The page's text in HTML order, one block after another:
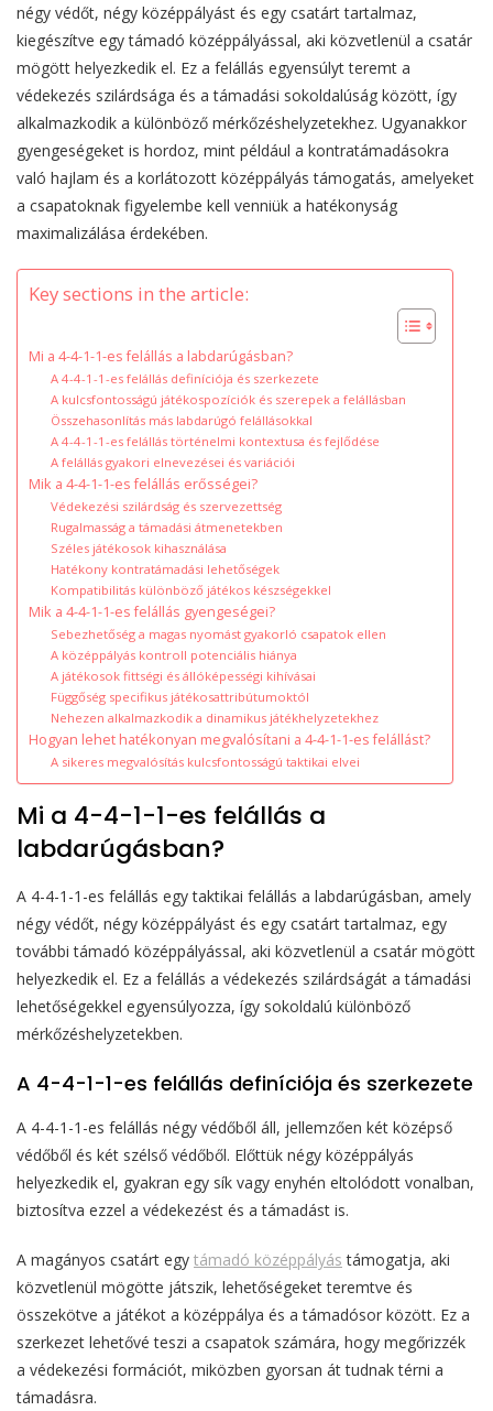
négy védőt, négy középpályást és egy csatárt tartalmaz,
kiegészítve egy támadó középpályással, aki közvetlenül a csatár
mögött helyezkedik el. Ez a felállás egyensúlyt teremt a
védekezés szilárdsága és a támadási sokoldalúság között, így
alkalmazkodik a különböző mérkőzéshelyzetekhez. Ugyanakkor
gyengeségeket is hordoz, mint például a kontratámadásokra
való hajlam és a korlátozott középpályás támogatás, amelyeket
a csapatoknak figyelembe kell venniük a hatékonyság
maximalizálása érdekében.
Key sections in the article:
Mi a 4-4-1-1-es felállás a labdarúgásban?
A 4-4-1-1-es felállás definíciója és szerkezete
A kulcsfontosságú játékospozíciók és szerepek a felállásban
Összehasonlítás más labdarúgó felállásokkal
A 4-4-1-1-es felállás történelmi kontextusa és fejlődése
A felállás gyakori elnevezései és variációi
Mik a 4-4-1-1-es felállás erősségei?
Védekezési szilárdság és szervezettség
Rugalmasság a támadási átmenetekben
Széles játékosok kihasználása
Hatékony kontratámadási lehetőségek
Kompatibilitás különböző játékos készségekkel
Mik a 4-4-1-1-es felállás gyengeségei?
Sebezhetőség a magas nyomást gyakorló csapatok ellen
A középpályás kontroll potenciális hiánya
A játékosok fittségi és állóképességi kihívásai
Függőség specifikus játékosattribútumoktól
Nehezen alkalmazkodik a dinamikus játékhelyzetekhez
Hogyan lehet hatékonyan megvalósítani a 4-4-1-1-es felállást?
A sikeres megvalósítás kulcsfontosságú taktikai elvei
Mi a 4-4-1-1-es felállás a
labdarúgásban?
A 4-4-1-1-es felállás egy taktikai felállás a labdarúgásban, amely
négy védőt, négy középpályást és egy csatárt tartalmaz, egy
további támadó középpályással, aki közvetlenül a csatár mögött
helyezkedik el. Ez a felállás a védekezés szilárdságát a támadási
lehetőségekkel egyensúlyozza, így sokoldalú különböző
mérkőzéshelyzetekben.
A 4-4-1-1-es felállás definíciója és szerkezete
A 4-4-1-1-es felállás négy védőből áll, jellemzően két középső
védőből és két szélső védőből. Előttük négy középpályás
helyezkedik el, gyakran egy sík vagy enyhén eltolódott vonalban,
biztosítva ezzel a védekezést és a támadást is.
A magányos csatárt egy támadó középpályás támogatja, aki
közvetlenül mögötte játszik, lehetőségeket teremtve és
összekötve a játékot a középpálya és a támadósor között. Ez a
szerkezet lehetővé teszi a csapatok számára, hogy megőrizzék
a védekezési formációt, miközben gyorsan át tudnak térni a
támadásra.